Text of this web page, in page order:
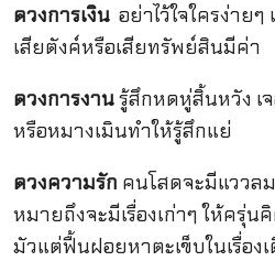
ดวงการเงินอย่าไว้ใจใครง่ายๆ
เสียตังค์หรือเสียทรัพย์สินมีค่า
ดวงการงานรู้สึกหดหู่สิ้นหวัง เ
หรือหมางเมินทำให้รู้สึกแย่
ดวงความรัก คนโสดจะมีแววล
หมายถึงจะมีเรื่องเก่าๆ ให้ครุ่
มัวแต่ฟื้นฝอยหาตะเข็บในเรื่อง